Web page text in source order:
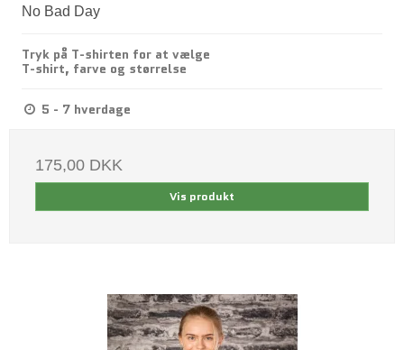
No Bad Day
Tryk på T-shirten for at vælge
T-shirt, farve og størrelse
5 - 7 hverdage
175,00 DKK
Vis produkt